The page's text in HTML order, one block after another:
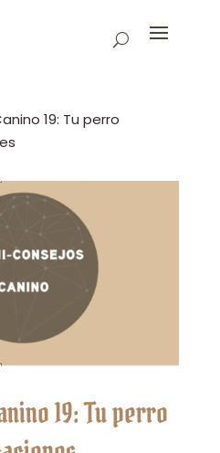
19: Tu perro
19: Tu perro